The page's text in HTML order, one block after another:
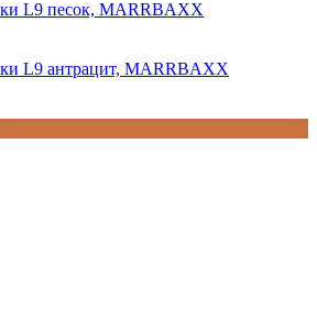
L9 песок, MARRBAXX
L9 антрацит, MARRBAXX